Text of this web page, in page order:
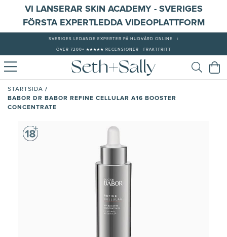
VI LANSERAR SKIN ACADEMY - SVERIGES
FÖRSTA EXPERTLEDDA VIDEOPLATTFORM
SVERIGES LEDANDE EXPERTER PÅ HUDVÅRD ONLINE
ÖVER 7200+ ★★★★★ RECENSIONER - FRAKTFRITT
STARTSIDA /
BABOR DR BABOR REFINE CELLULAR A16 BOOSTER
CONCENTRATE